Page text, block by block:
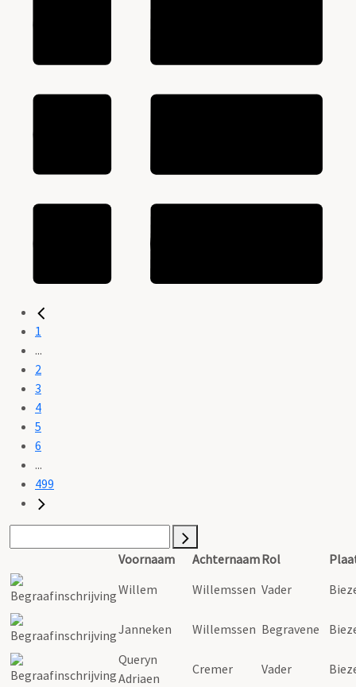
1
...
2
3
4
5
6
...
499
Voornaam AchternaamRol
Willem
Willemssen Vader
Janneken Willemssen Begravene
Queryn
Adriaen
Cremer Vader